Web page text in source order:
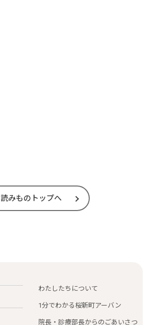
読みものトップへ
わたしたちについて
1分でわかる桜新町アーバン
院長・診療部長からのごあいさつ